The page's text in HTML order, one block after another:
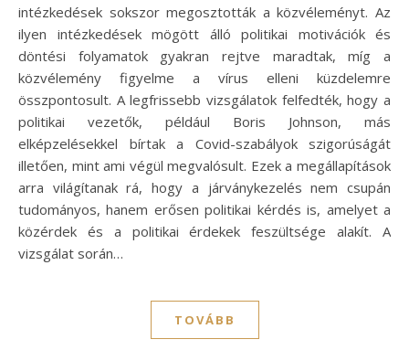
intézkedések sokszor megosztották a közvéleményt. Az
ilyen intézkedések mögött álló politikai motivációk és
döntési folyamatok gyakran rejtve maradtak, míg a
közvélemény figyelme a vírus elleni küzdelemre
összpontosult. A legfrissebb vizsgálatok felfedték, hogy a
politikai vezetők, például Boris Johnson, más
elképzelésekkel bírtak a Covid-szabályok szigorúságát
illetően, mint ami végül megvalósult. Ezek a megállapítások
arra világítanak rá, hogy a járványkezelés nem csupán
tudományos, hanem erősen politikai kérdés is, amelyet a
közérdek és a politikai érdekek feszültsége alakít. A
vizsgálat során…
TOVÁBB